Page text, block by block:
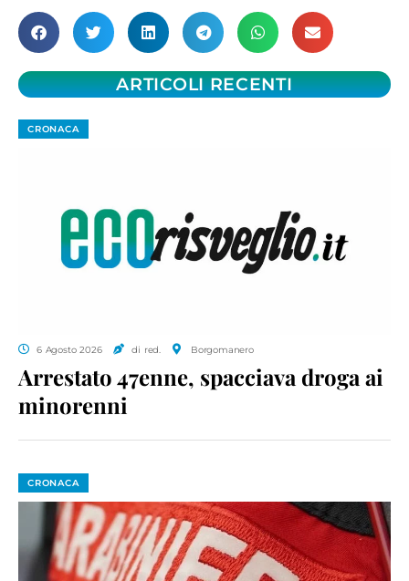
ARTICOLI RECENTI
CRONACA
6 Agosto 2026 di red. Borgomanero
Arrestato 47enne, spacciava droga ai
minorenni
CRONACA